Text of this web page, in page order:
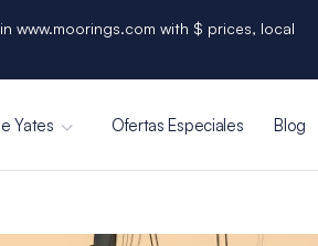
www.moorings.com with $ prices, local
Yates Ofertas Especiales Blog